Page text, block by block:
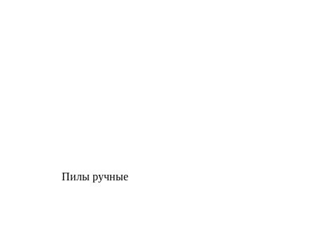
Пилы ручные